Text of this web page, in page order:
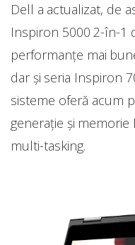
Dell a actualizat, de
Inspiron 5000 2-în-1
performanţe mai
dar şi seria Inspiron
sisteme oferă acum
generaţie şi
multi-tasking.